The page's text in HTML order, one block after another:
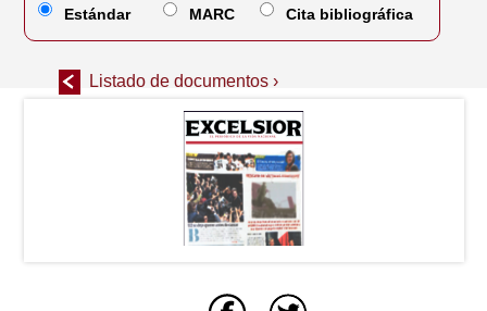
Listado de documentos ›
Estándar
MARC Cita bibliográfica